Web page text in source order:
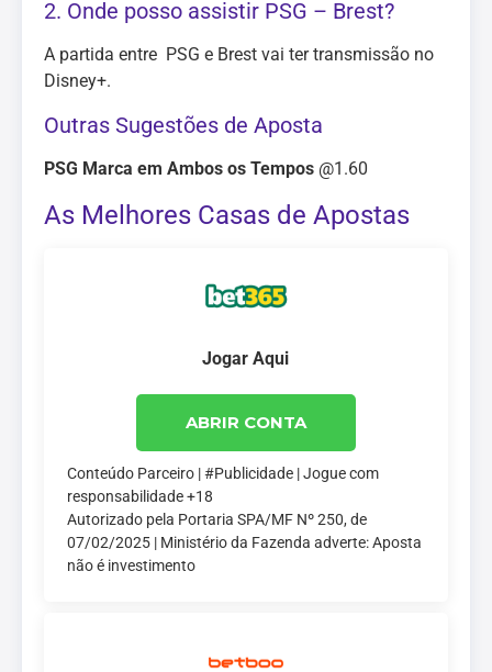
2. Onde posso assistir PSG – Brest?
A partida entre PSG e Brest vai ter transmissão no
Disney+.
Outras Sugestões de Aposta
PSG Marca em Ambos os Tempos @1.60
As Melhores Casas de Apostas
Jogar Aqui
ABRIR CONTA
Conteúdo Parceiro | #Publicidade | Jogue com
responsabilidade +18
Autorizado pela Portaria SPA/MF Nº 250, de
07/02/2025 | Ministério da Fazenda adverte: Aposta
não é investimento